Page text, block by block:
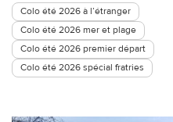
Colo été 2026 à l’étranger
Colo été 2026 mer et plage
Colo été 2026 premier départ
Colo été 2026 spécial fratries